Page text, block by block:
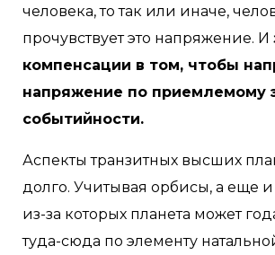
человека, то так или иначе,
прочувствует это напряжение. И
компенсации в том, чтобы
напряжение по приемлемому
событийности.
Аспекты транзитных высших
долго. Учитывая орбисы, а еще
из-за которых планета может
туда-сюда по элементу